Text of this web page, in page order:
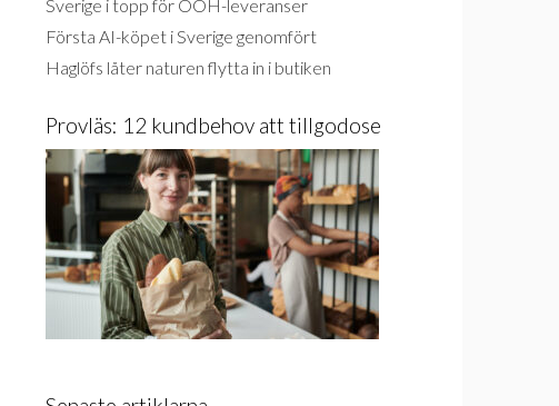
Sverige i topp för OOH-leveranser
Första AI-köpet i Sverige genomfört
Haglöfs låter naturen flytta in i butiken
Provläs: 12 kundbehov att tillgodose